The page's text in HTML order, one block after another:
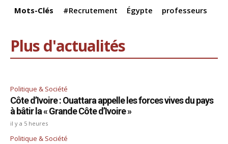
k
Mots-Clés #Recrutement Égypte professeurs
Plus d'actualités
Politique & Société
Côte d’Ivoire : Ouattara appelle les forces vives du pays
à bâtir la « Grande Côte d’Ivoire »
il y a 5 heures
Politique & Société